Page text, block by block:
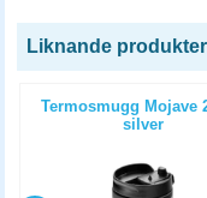
Liknande produkter
Termosmugg Mojave
silver